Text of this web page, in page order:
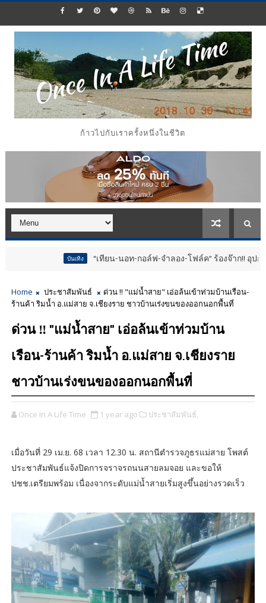
ก้าวไปกับเราครั้งหนึ่งในชีวิต
“เทียน-นอท-กอล์ฟ-จำลอง-โฟล์ค” ร้องจ๊าก!! อุปกรณ์ม่วนจอ
Home ประชาสัมพันธ์
ด่วน ‼ "แม่น้ำสาย" เอ่อล้นเข้าท่วมบ้านเรือน-
ร้านค้า ริมน้ำ อ.แม่สาย จ.เชียงราย ชาวบ้านเร่งขนของออกนอกพื้นที่
ด่วน ‼ "แม่น้ำสาย" เอ่อล้นเข้าท่วมบ้าน
เรือน-ร้านค้า ริมน้ำ อ.แม่สาย จ.เชียงราย
ชาวบ้านเร่งขนของออกนอกพื้นที่
Once In A Life Time 1 year ago ประชาสัมพันธ์,
เมื่อวันที่ 29 เม.ย. 68 เวลา 12.30 น. สถานีตำรวจภูธรแม่สาย โพสต์
ประชาสัมพันธ์แจ้งปิดการจราจรถนนสายลมจอย และขอให้
ปชช.เตรียมพร้อม เนื่องจากระดับแม่น้ำสายเริ่มสูงขึ้นอย่างรวดเร็ว